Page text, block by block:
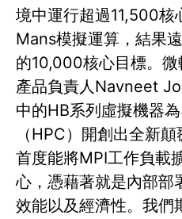
境中運行超過11,500核
Mans模擬運算，結果
的10,000核心目標。
產品負責人Navneet
中的HB系列虛擬機器
（HPC）開創出全新
首度能將MPI工作負載
心，憑藉著就是內部部
效能以及經濟性。我